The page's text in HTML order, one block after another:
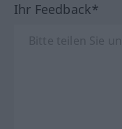
Ihr Feedback*